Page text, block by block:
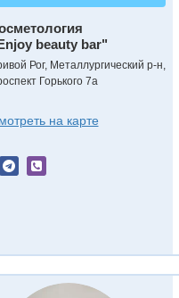
beauty bar"
Рог, Металлургический р-н,
Горького 7а
на карте